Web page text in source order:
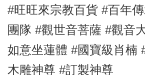
#旺旺來宗教百貨 #百年
團隊 #觀世音菩薩 #觀音
如意坐蓮體 #國寶級肖楠
木雕神尊 #訂製神尊